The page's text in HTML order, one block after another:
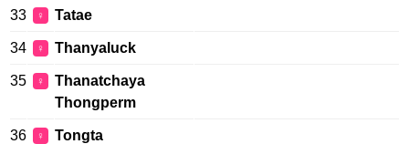
33 ♀ Tatae
34 ♀ Thanyaluck
35 ♀
Thanatchaya
Thongperm
36 ♀ Tongta